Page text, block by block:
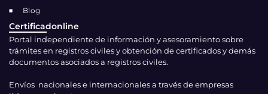
Certificadonline
Portal independiente de información y asesoramiento sobre
trámites en registros civiles y obtención de certificados y demás
documentos asociados a registros civiles.
Envíos nacionales e internacionales a través de empresas
Blog